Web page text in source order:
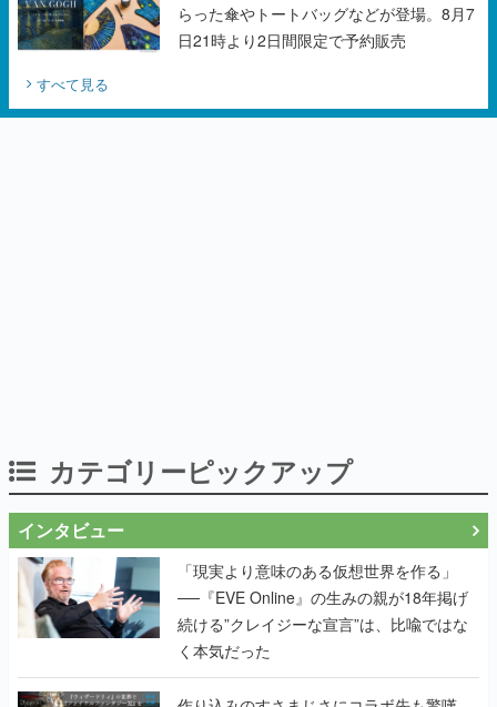
らった傘やトートバッグなどが登場。8月7
日21時より2日間限定で予約販売
すべて見る
カテゴリーピックアップ
インタビュー
「現実より意味のある仮想世界を作る」
──『EVE Online』の生みの親が18年掲げ
続ける”クレイジーな宣言”は、比喩ではな
く本気だった